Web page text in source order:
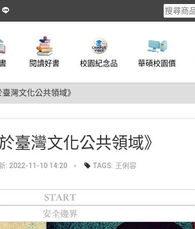
閱讀好書 校園紀念品 華碩校園價
灣文化公共領域》
臺灣文化公共領域》
: 2022-11-10 14:20 TAGS: 王俐容